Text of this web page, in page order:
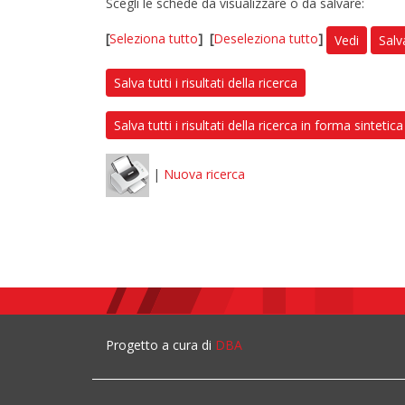
[Seleziona tutto] [Deseleziona tutto] Vedi
Salva tutti i risultati della ricerca
Salva tutti i risultati della ricerca in forma sintetica
| Nuova ricerca
Progetto a cura di DBA